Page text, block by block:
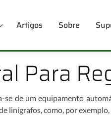
Artigos Sobre
Para
se de um equipamento
linígrafos, como, por